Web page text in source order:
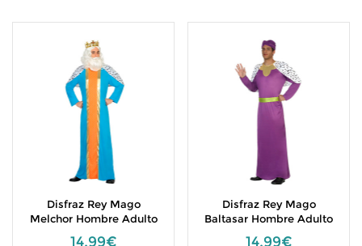
Disfraz Rey Mago
Melchor Hombre Adulto
14,99€
Disfraz Rey Mago
Baltasar Hombre Adulto
14,99€